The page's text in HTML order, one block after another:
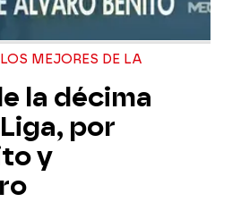
MEJORES DE LA
la décima
por
y